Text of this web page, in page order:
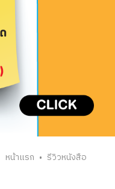
หน้าแรก • รีวิวหนังสือ